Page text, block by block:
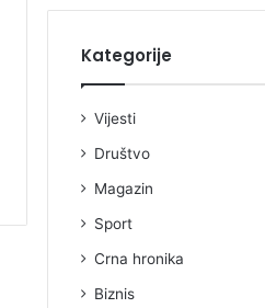
Kategorije
Vijesti
Društvo
Magazin
Sport
Crna hronika
Biznis